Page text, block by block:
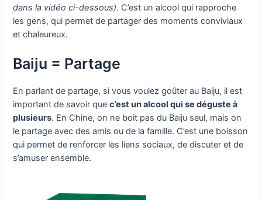
dans la vidéo ci-dessous). C’est un alcool qui rapproche
les gens, qui permet de partager des moments conviviaux
et chaleureux.
Baiju = Partage
En parlant de partage, si vous voulez goûter au Baiju, il est
important de savoir quec’est un alcool qui se déguste à
plusieurs. En Chine, on ne boit pas du Baiju seul, mais on
le partage avec des amis ou de la famille. C’est une boisson
qui permet de renforcer les liens sociaux, de discuter et de
s’amuser ensemble.